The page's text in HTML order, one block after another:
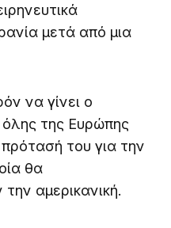
μετά από μια
να γίνει ο
όλης της Ευρώπης
του για την
θα
αμερικανική.